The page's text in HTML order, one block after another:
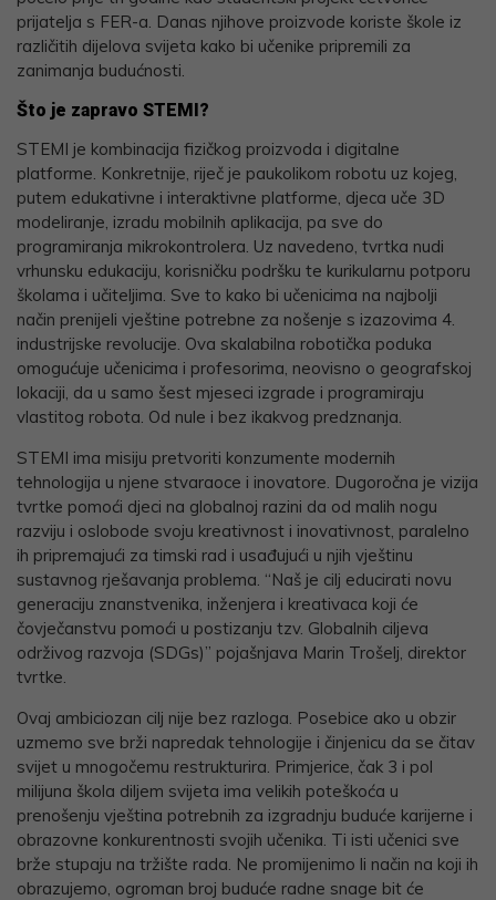
prijatelja s FER-a. Danas njihove proizvode koriste škole iz
različitih dijelova svijeta kako bi učenike pripremili za
zanimanja budućnosti.
Što je zapravo STEMI?
STEMI je kombinacija fizičkog proizvoda i digitalne
platforme. Konkretnije, riječ je paukolikom robotu uz kojeg,
putem edukativne i interaktivne platforme, djeca uče 3D
modeliranje, izradu mobilnih aplikacija, pa sve do
programiranja mikrokontrolera. Uz navedeno, tvrtka nudi
vrhunsku edukaciju, korisničku podršku te kurikularnu potporu
školama i učiteljima. Sve to kako bi učenicima na najbolji
način prenijeli vještine potrebne za nošenje s izazovima 4.
industrijske revolucije. Ova skalabilna robotička poduka
omogućuje učenicima i profesorima, neovisno o geografskoj
lokaciji, da u samo šest mjeseci izgrade i programiraju
vlastitog robota. Od nule i bez ikakvog predznanja.
STEMI ima misiju pretvoriti konzumente modernih
tehnologija u njene stvaraoce i inovatore. Dugoročna je vizija
tvrtke pomoći djeci na globalnoj razini da od malih nogu
razviju i oslobode svoju kreativnost i inovativnost, paralelno
ih pripremajući za timski rad i usađujući u njih vještinu
sustavnog rješavanja problema. “Naš je cilj educirati novu
generaciju znanstvenika, inženjera i kreativaca koji će
čovječanstvu pomoći u postizanju tzv. Globalnih ciljeva
održivog razvoja (SDGs)” pojašnjava Marin Trošelj, direktor
tvrtke.
Ovaj ambiciozan cilj nije bez razloga. Posebice ako u obzir
uzmemo sve brži napredak tehnologije i činjenicu da se čitav
svijet u mnogočemu restrukturira. Primjerice, čak 3 i pol
milijuna škola diljem svijeta ima velikih poteškoća u
prenošenju vještina potrebnih za izgradnju buduće karijerne i
obrazovne konkurentnosti svojih učenika. Ti isti učenici sve
brže stupaju na tržište rada. Ne promijenimo li način na koji ih
obrazujemo, ogroman broj buduće radne snage bit će